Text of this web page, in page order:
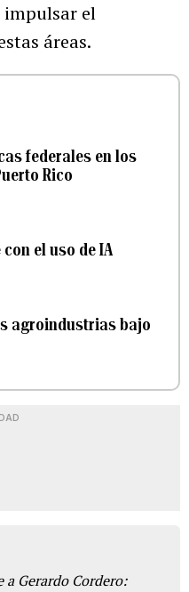
el
áreas.
federales en los
Rico
el uso de IA
agroindustrias bajo
a Gerardo Cordero: